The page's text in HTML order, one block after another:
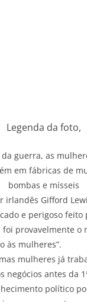
Legenda da foto,
da guerra, as
em fábricas de
bombas e mísseis
irlandês Gifford
e perigoso feito
provavelmente o
às mulheres”.
mulheres já
negócios antes da
político